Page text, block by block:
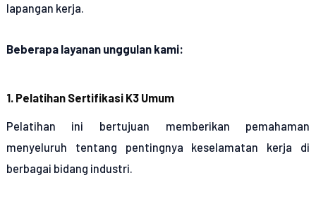
lapangan kerja.
Beberapa layanan unggulan kami:
1. Pelatihan Sertifikasi K3 Umum
Pelatihan ini bertujuan memberikan pemahaman
menyeluruh tentang pentingnya keselamatan kerja di
berbagai bidang industri.